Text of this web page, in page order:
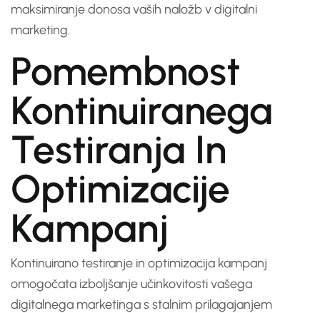
maksimiranje donosa vaših naložb v digitalni
marketing.
Pomembnost
Kontinuiranega
Testiranja In
Optimizacije
Kampanj
Kontinuirano testiranje in optimizacija kampanj
omogočata izboljšanje učinkovitosti vašega
digitalnega marketinga s stalnim prilagajanjem